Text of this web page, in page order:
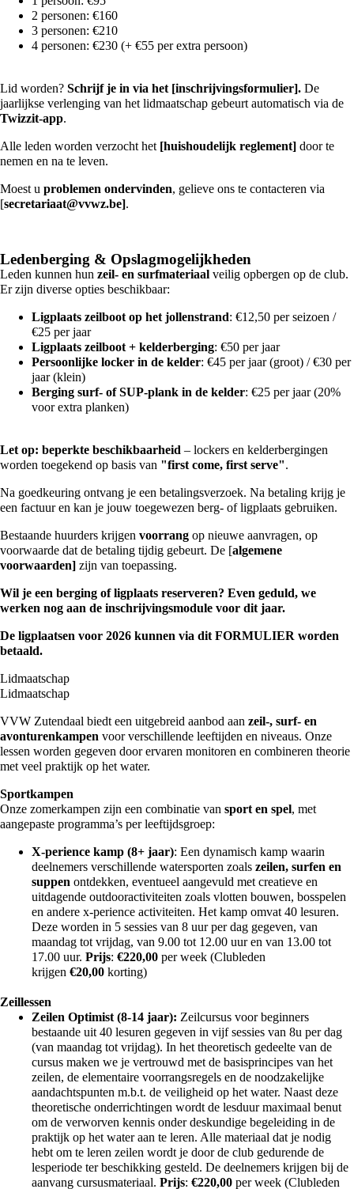
2 personen: €160
3 personen: €210
4 personen: €230 (+ €55 per extra persoon)
Lid worden? Schrijf je in via het [inschrijvingsformulier]. De
jaarlijkse verlenging van het lidmaatschap gebeurt automatisch via de
Twizzit-app.
Alle leden worden verzocht het [huishoudelijk reglement] door te
nemen en na te leven.
Moest u problemen ondervinden, gelieve ons te contacteren via
[secretariaat@vvwz.be].
Ledenberging & Opslagmogelijkheden
Leden kunnen hun zeil- en surfmateriaal veilig opbergen op de club.
Er zijn diverse opties beschikbaar:
Ligplaats zeilboot op het jollenstrand: €12,50 per seizoen /
€25 per jaar
Ligplaats zeilboot + kelderberging: €50 per jaar
Persoonlijke locker in de kelder: €45 per jaar (groot) / €30 per
jaar (klein)
Berging surf- of SUP-plank in de kelder: €25 per jaar (20%
voor extra planken)
Let op: beperkte beschikbaarheid – lockers en kelderbergingen
worden toegekend op basis van "first come, first serve".
Na goedkeuring ontvang je een betalingsverzoek. Na betaling krijg je
een factuur en kan je jouw toegewezen berg- of ligplaats gebruiken.
Bestaande huurders krijgen voorrang op nieuwe aanvragen, op
voorwaarde dat de betaling tijdig gebeurt. De [algemene
voorwaarden] zijn van toepassing.
Wil je een berging of ligplaats reserveren? Even geduld, we
werken nog aan de inschrijvingsmodule voor dit jaar.
De ligplaatsen voor 2026 kunnen via dit FORMULIER worden
betaald.
Lidmaatschap
Lidmaatschap
VVW Zutendaal biedt een uitgebreid aanbod aan zeil-, surf- en
avonturenkampen voor verschillende leeftijden en niveaus. Onze
lessen worden gegeven door ervaren monitoren en combineren theorie
met veel praktijk op het water.
Sportkampen
Onze zomerkampen zijn een combinatie van sport en spel, met
aangepaste programma’s per leeftijdsgroep:
X-perience kamp (8+ jaar): Een dynamisch kamp waarin
deelnemers verschillende watersporten zoals zeilen, surfen en
suppen ontdekken, eventueel aangevuld met creatieve en
uitdagende outdooractiviteiten zoals vlotten bouwen, bosspelen
en andere x-perience activiteiten. Het kamp omvat 40 lesuren.
Deze worden in 5 sessies van 8 uur per dag gegeven, van
maandag tot vrijdag, van 9.00 tot 12.00 uur en van 13.00 tot
17.00 uur. Prijs: €220,00 per week (Clubleden
krijgen €20,00 korting)
Zeillessen
Zeilen Optimist (8-14 jaar): Zeilcursus voor beginners
bestaande uit 40 lesuren gegeven in vijf sessies van 8u per dag
(van maandag tot vrijdag). In het theoretisch gedeelte van de
cursus maken we je vertrouwd met de basisprincipes van het
zeilen, de elementaire voorrangsregels en de noodzakelijke
aandachtspunten m.b.t. de veiligheid op het water. Naast deze
theoretische onderrichtingen wordt de lesduur maximaal benut
om de verworven kennis onder deskundige begeleiding in de
praktijk op het water aan te leren. Alle materiaal dat je nodig
hebt om te leren zeilen wordt je door de club gedurende de
lesperiode ter beschikking gesteld. De deelnemers krijgen bij de
aanvang cursusmateriaal. Prijs: €220,00 per week (Clubleden